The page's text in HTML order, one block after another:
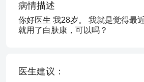
病情描述
你好医生 我28岁。 我就是觉得最
就用了白肤康，可以吗？
医生建议：